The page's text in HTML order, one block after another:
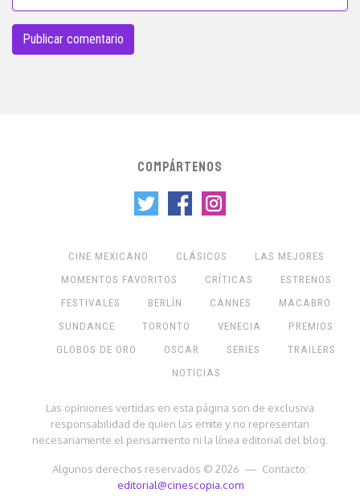
COMPÁRTENOS
CINE MEXICANO CLÁSICOS
LAS MEJORES
MOMENTOS FAVORITOS
CRÍTICAS
ESTRENOS
FESTIVALES
BERLÍN CANNES
MACABRO
SUNDANCE
TORONTO VENECIA
PREMIOS
GLOBOS DE ORO
OSCAR SERIES
TRAILERS
NOTICIAS
Las opiniones vertidas en esta página son de exclusiva
responsabilidad de quien las emite y no representan
necesariamente el pensamiento ni la línea editorial del blog.
Algunos derechos reservados © 2026 — Contacto:
editorial@cinescopia.com